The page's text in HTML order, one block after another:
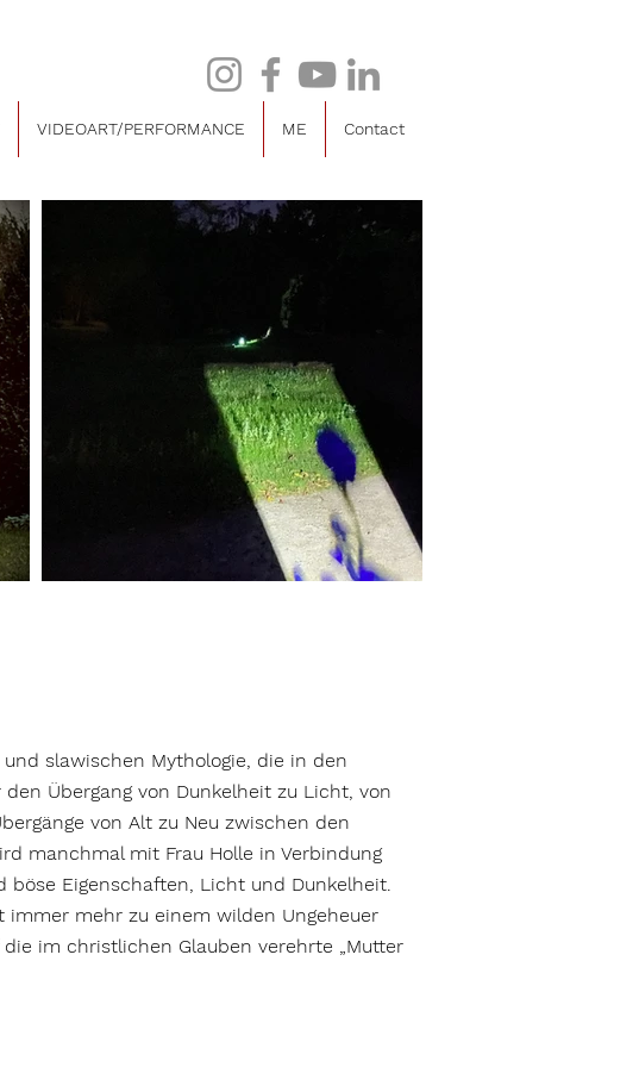
VIDEOART/PERFORMANCE ME Contact
slawischen Mythologie, die in den
Übergang von Dunkelheit zu Licht, von
von Alt zu Neu zwischen den
manchmal mit Frau Holle in Verbindung
böse Eigenschaften, Licht und Dunkelheit.
immer mehr zu einem wilden Ungeheuer
im christlichen Glauben verehrte „Mutter